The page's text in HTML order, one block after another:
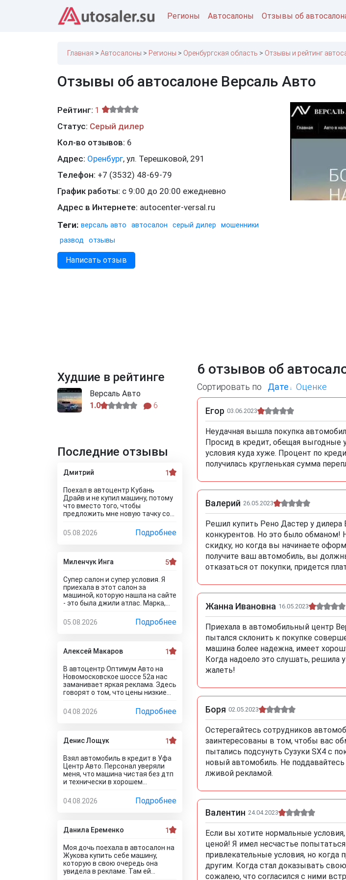
Регионы Автосалоны Отзывы об
Главная Автосалоны Регионы Оренбургская область Отзывы и рейтинг
Отзывы об автосалоне Версаль Авто
Рейтинг: 1
Статус: Серый дилер
Кол-во отзывов: 6
Адрес: Оренбург, ул. Терешковой, 291
Телефон: +7 (3532) 48-69-79
График работы: с 9:00 до 20:00 ежедневно
Адрес в Интернете: autocenter-versal.ru
Теги: версаль авто автосалон серый дилер
мошенники
развод
отзывы
Написать отзыв
6 отзывов об
Сортировать по Дате Оценке
Егор 03.06.2023
Неудачная вышла покупка
Просид в кредит, обещая выгодные
условия куда хуже. Процент по
получилась кругленькая сумма
Валерий 26.05.2023
Решил купить Рено Дастер у
конкурентов. Но это было
скидку, но когда вы начинаете
получите ваш автомобиль, вы
отказаться от покупки, придется
Жанна Ивановна 16.05.2023
Приехала в автомобильный центр
пытался склонить к покупке
машина более надежна, имеет
Когда надоело это слушать, решила
жалеть!
Боря 02.05.2023
Остерегайтесь сотрудников
заинтересованы в том, чтобы вас
пытались подсунуть Сузуки SX4 с
новый автомобиль. Не
лживой рекламой.
Валентин 24.04.2023
Если вы хотите нормальные
ценой! Я имел несчастье
привлекательные условия, но
другим. Когда стал доказывать
сожалею, что согласился с ними
Худшие в рейтинге
Версаль Авто
1.0
6
Последние отзывы
Дмитрий 1
Поехал в автоцентр Кубань
Драйв и не купил машину, потому
что вместо того, чтобы
предложить мне новую тачку со
мне после тестирования и и к
тому же в битом состоянии!!! Без
всего скажет, что эти машины
время, обратитесь к
официальному дилеру и рекламе
в интернете не верьте, а то как я
прокатитесь туда сюда зря.. а
стоило всего лишь про автосалон
чтоб понять что с этим
05.08.2026 Подробнее
Миленчук Инга 5
Супер салон и супер условия. Я
приехала в этот салон за
машиной, которую нашла на сайте
- это была джили атлас. Марка,
такие, как мне надо. Думала, что
не окажется ее в наличии, так как
отделах работают на ура. Все мне
приехала в утренние часы и мне
сделали ещё скидку
дополнительную) Очень
приятный бонус от автоцентра
Тула)
05.08.2026 Подробнее
Алексей Макаров 1
В автоцентр Оптимум Авто на
Новомосковское шоссе 52а нас
заманивает яркая реклама. Здесь
говорят о том, что цены низкие
остатки. Но на самом деле это не
так, здесь автомобили просто в
Только на ремонт будет уходить
нормальное авто найти и купить,
чем с их драндулетами мучиться.
Врут и про цены, они не ниже
рыночных нифига, просто это
шайка перекупов...я дом про
почитал, понимаю теперь как они
04.08.2026 Подробнее
Денис Лощук 1
Взял автомобиль в кредит в Уфа
Центр Авто. Персонал уверяли
меня, что машина чистая без дтп
и технически в хорошем
оказалось все наоборот. После
покупки стал плохо работать
аккумулятор. Пришлось менять
начала глохнуть, с трудом ее
завел. Повез обратно в
автосалон. Пытался сделать
обмен но мне отказали, а ремонт
предложили за мой счёт.... Вот как
04.08.2026 Подробнее
Данила Еременко 1
Моя дочь поехала в автосалон на
Жукова купить себе машину,
которую в свою очередь она
увидела в рекламе. Там ей